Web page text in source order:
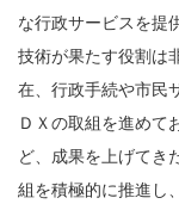
な行政サービスを提
技術が果たす役割は
在、行政手続や市民
ＤＸの取組を進めて
ど、成果を上げてき
組を積極的に推進し